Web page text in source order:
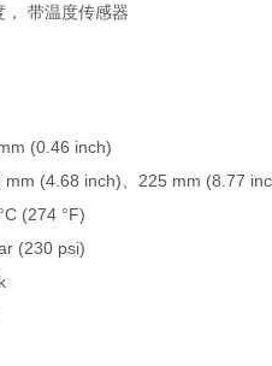
带温度传感器
(0.46 inch)
mm (4.68 inch)、225 mm (8.77
(274 °F)
(230 psi)